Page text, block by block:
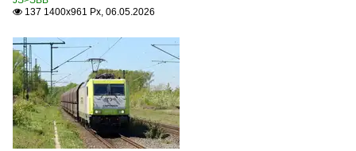
 137 1400x961 Px, 06.05.2026